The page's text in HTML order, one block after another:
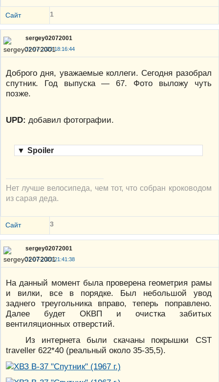
Сайт 1
sergey02072001
31-07-2023 18:16:44
Доброго дня, уважаемые коллеги. Сегодня разобрал
спутник. Год выпуска — 67. Фото выложу чуть
позже.
UPD: добавил фотографии.
▼ Spoiler
Нет лучше велосипеда, чем тот, что собран кроководом
из сарая деда.
Сайт 3
sergey02072001
31-07-2023 21:41:38
На данный момент была проверена геометрия рамы
и вилки, все в порядке. Был небольшой увод
заднего треугольника вправо, теперь поправлено.
Далее будет ОКВП и очистка забитых
вентиляционных отверстий.
Из интернета были скачаны покрышки CST
traveller 622*40 (реальный около 35-35,5).